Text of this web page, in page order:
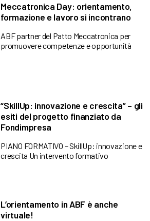
Meccatronica Day: orientamento,
formazione e lavoro si incontrano
ABF partner del Patto Meccatronica per
promuovere competenze e opportunità
“SkillUp: innovazione e crescita” – gli
esiti del progetto finanziato da
Fondimpresa
PIANO FORMATIVO – SkillUp: innovazione e
crescita Un intervento formativo
L’orientamento in ABF è anche
virtuale!